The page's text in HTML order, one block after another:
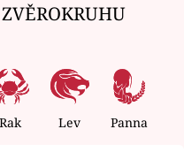
Rak Lev Panna